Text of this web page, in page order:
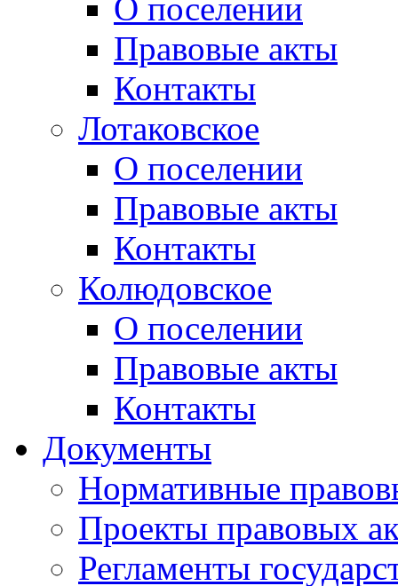
О поселении
Правовые акты
Контакты
Лотаковское
О поселении
Правовые акты
Контакты
Колюдовское
О поселении
Правовые акты
Контакты
Документы
Нормативные
Проекты правовых
Регламенты